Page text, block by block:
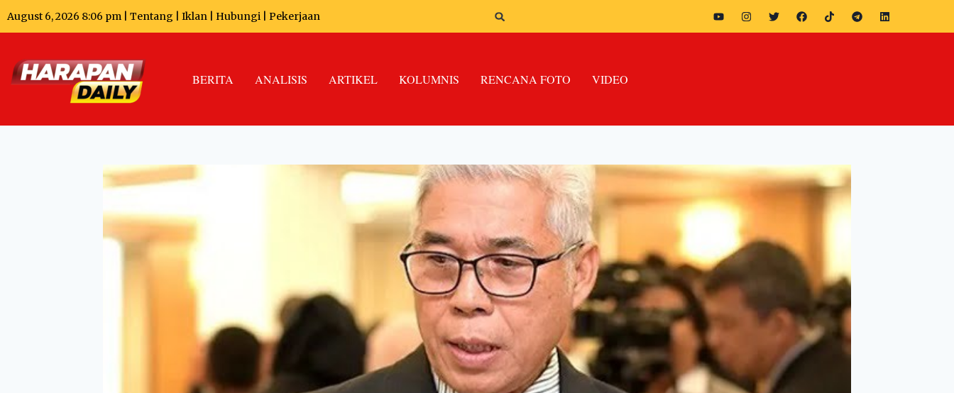
August 6, 2026 8:06 pm | Tentang Iklan Hubungi Pekerjaan
BERITA ANALISIS ARTIKEL KOLUMNIS RENCANA FOTO VIDEO